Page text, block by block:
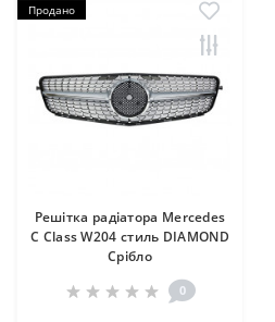
Продано
Решітка радіатора Mercedes
C Class W204 стиль DIAMOND
Срібло
0